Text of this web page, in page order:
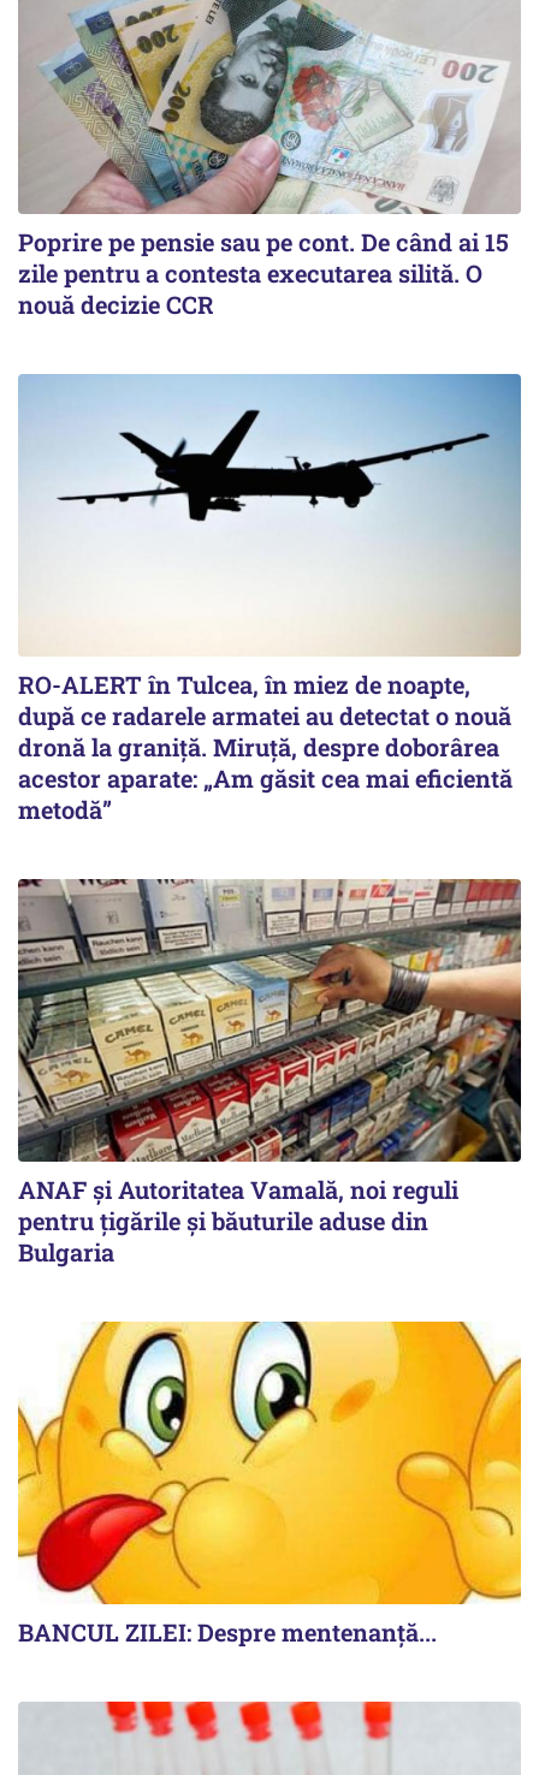
Poprire pe pensie sau pe cont. De când ai 15
zile pentru a contesta executarea silită. O
nouă decizie CCR
RO-ALERT în Tulcea, în miez de noapte,
după ce radarele armatei au detectat o nouă
dronă la graniță. Miruță, despre doborârea
acestor aparate: „Am găsit cea mai eficientă
metodă”
ANAF și Autoritatea Vamală, noi reguli
pentru țigările și băuturile aduse din
Bulgaria
BANCUL ZILEI: Despre mentenanță...